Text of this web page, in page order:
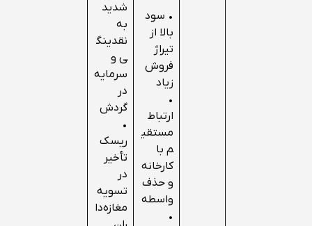
• سود
بالا از
تیراژ
فروش
زیاد
•
ارتباط
مستقی
م با
کارخانه
و حذف
واسطه
•
شدید
به
نقدینگ
ی و
سرمایه
در
گردش
•
ریسک
تأخیر
در
تسویه
مغازه‌دا